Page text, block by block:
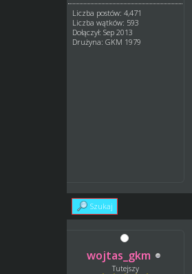
Liczba postów: 4,471
Liczba wątków: 593
Dołączył: Sep 2013
Drużyna: GKM 1979
Szukaj
wojtas_gkm
Tutejszy